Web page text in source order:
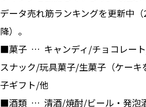
データ売れ筋ランキングを更新中
降）。
■菓子 … キャンディ/チョコレー
スナック/玩具菓子/生菓子（ケー
子ギフト/他
■酒類 … 清酒/焼酎/ビール・発泡